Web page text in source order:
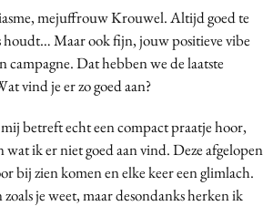
mejuffrouw Krouwel. Altijd goed te
houdt… Maar ook fijn, jouw positieve vibe
Dat hebben we de laatste
vind je er zo goed aan?
betreft echt een compact praatje hoor,
ik er niet goed aan vind. Deze afgelopen
bij zien komen en elke keer een glimlach.
je weet, maar desondanks herken ik